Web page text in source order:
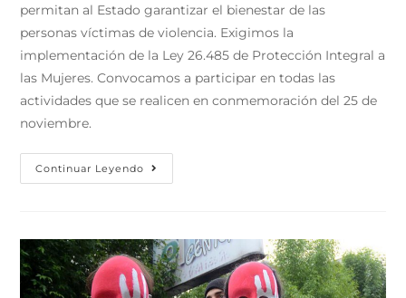
permitan al Estado garantizar el bienestar de las
personas víctimas de violencia. Exigimos la
implementación de la Ley 26.485 de Protección Integral a
las Mujeres. Convocamos a participar en todas las
actividades que se realicen en conmemoración del 25 de
noviembre.
Continuar Leyendo